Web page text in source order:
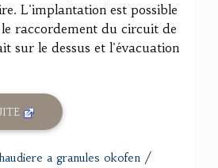
L'implantation est possible
raccordement du circuit de
sur le dessus et l'évacuation
a granules okofen /